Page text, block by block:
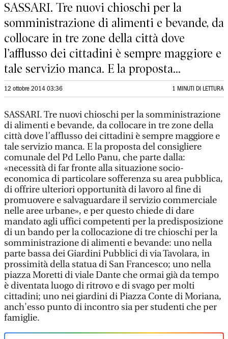
SASSARI. Tre nuovi chioschi per la
somministrazione di alimenti e bevande, da
collocare in tre zone della città dove
l’afflusso dei cittadini è sempre maggiore e
tale servizio manca. E la proposta...
12 ottobre 2014 03:36 1 MINUTI DI LETTURA
SASSARI. Tre nuovi chioschi per la somministrazione
di alimenti e bevande, da collocare in tre zone della
città dove l’afflusso dei cittadini è sempre maggiore e
tale servizio manca. E la proposta del consigliere
comunale del Pd Lello Panu, che parte dalla:
«necessità di far fronte alla situazione socio-
economica di particolare sofferenza su area pubblica,
di offrire ulteriori opportunità di lavoro al fine di
promuovere e salvaguardare il servizio commerciale
nelle aree urbane», e per questo chiede di dare
mandato agli uffici competenti per la predisposizione
di un bando per la collocazione di tre chioschi per la
somministrazione di alimenti e bevande: uno nella
parte bassa dei Giardini Pubblici di via Tavolara, in
prossimità della statua di San Francesco; uno nella
piazza Moretti di viale Dante che ormai già da tempo
è diventata luogo di ritrovo e di svago per molti
cittadini; uno nei giardini di Piazza Conte di Moriana,
anch'esso punto di incontro sia per studenti che per
famiglie.